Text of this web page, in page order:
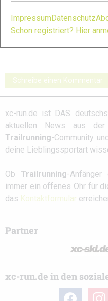
Salomon S/Lab
INOV8
Schreibe einen Kommentar
xc-run.de ist DAS
aktuellen News aus der
Trailrunning-Community
deine Lieblingssportart
Ob Trailrunning-Anfänger
immer ein offenes Ohr für
das Kontaktformular
Partner
xc-run.de in den
facebook
Impressum Datenschutz
Schon registriert? Hier